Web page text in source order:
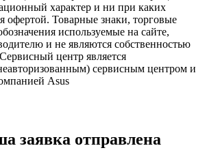
характер и ни при каких
офертой. Товарные знаки, торговые
используемые на сайте,
и не являются собственностью
центр является
сервисным центром и
Asus
заявка отправлена